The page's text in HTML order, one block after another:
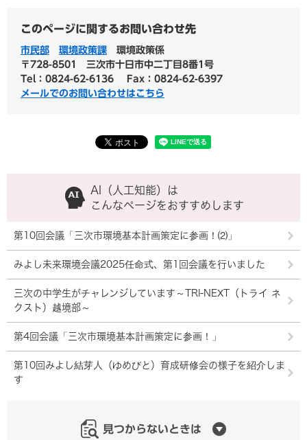
このページに関するお問い合わせ先
市民部 環境政策課
環境政策係
〒728-8501
三次市十日市中二丁目8番1号
Tel：0824-62-6136
Fax：0824-62-6397
メールでのお問い合わせはこちら
AI（人工知能）は
こんなページをおすすめします
第10回会議「三次市環境基本計画策定に参画！⑵」
みよし未来環境会議2025任命式、第1回会議を行いました
三次の中学生がチャレンジしています～TRI-NEXT（トライ ネ
クスト）越境部～
第4回会議「三次市環境基本計画策定に参画！」
第10回みよし結芽人（ゆめびと）育成研修会の様子を紹介しま
す
見つからないときは